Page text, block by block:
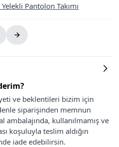
Pantolon Takımı
ve beklentileri bizim için
siparişinden memnun
kullanılmamış ve
koşuluyla teslim aldığın
iade edebilirsin.